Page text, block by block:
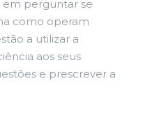
em perguntar se
como operam
a utilizar a
aos seus
e prescrever a